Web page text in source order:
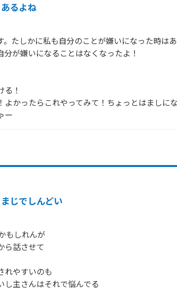
るよね
。たしかに私も自分のことが嫌いになった時は
が嫌いになることはなくなったよ！
！
よかったらこれやってみて！ちょっとはましに
ー
じでしんどい
もしれんが
ら話させて
れやすいのも
主さんはそれで悩んでる